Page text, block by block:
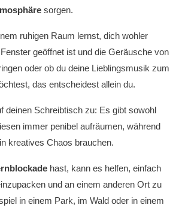
sorgen.
ruhigen Raum lernst, dich wohler
geöffnet ist und die Geräusche von
oder ob du deine Lieblingsmusik zum
das entscheidest allein du.
deinen Schreibtisch zu: Es gibt sowohl
immer penibel aufräumen, während
kreatives Chaos brauchen.
hast, kann es helfen, einfach
und an einem anderen Ort zu
in einem Park, im Wald oder in einem